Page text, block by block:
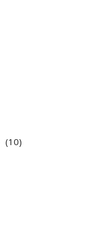
(10)